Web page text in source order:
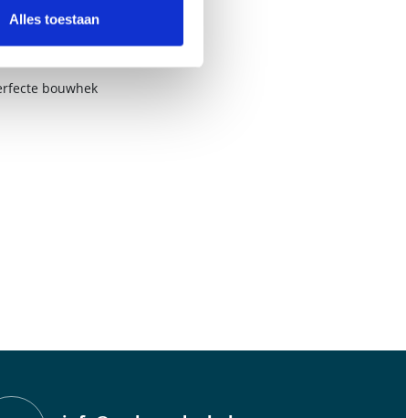
Alles toestaan
kiest voor Bisonyl
opvallen en
bouwhek